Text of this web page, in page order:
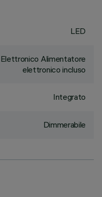
LED
Elettronico Alimentatore
elettronico incluso
Integrato
Dimmerabile